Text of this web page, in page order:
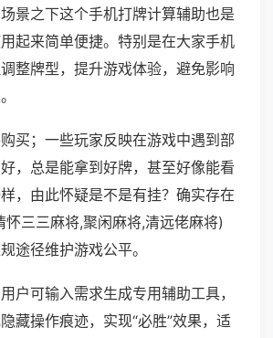
景之下这个手机打牌计算辅助也是
起来简单便捷。特别是在大家手机
整牌型，提升游戏体验，避免影响
买；一些玩家反映在游戏中遇到部
，总是能拿到好牌，甚至好像能看
，由此怀疑是不是有挂？确实存在
怀三三麻将,聚闲麻将,清远佬麻将)
途径维护游戏公平。
户可输入需求生成专用辅助工具，
藏操作痕迹，实现“必胜”效果，适